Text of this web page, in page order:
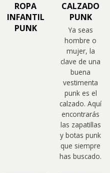
ROPA
INFANTIL
PUNK
CALZADO
PUNK
Ya seas
hombre o
mujer, la
clave de una
buena
vestimenta
punk es el
calzado. Aquí
encontrarás
las zapatillas
y botas punk
que siempre
has buscado.